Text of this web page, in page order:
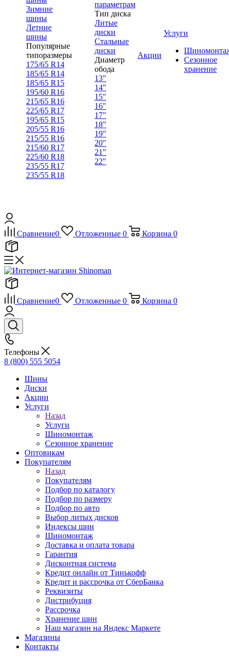
Зимние
шины
Летние
шины
Популярные
типоразмеры
175/65 R14
185/65 R14
185/65 R15
195/60 R16
215/65 R16
225/65 R17
195/65 R15
205/55 R16
215/55 R16
215/60 R17
225/60 R18
235/55 R17
235/55 R18
параметрам
Тип диска
Литые
диски
Стальные
диски
Диаметр
обода
13"
14"
15"
16"
17"
18"
19"
20"
21"
22"
Акции
Услуги
Сезонное
хранение
Сравнение0 Отложенные 0 Корзина 0
Сравнение0 Отложенные 0 Корзина 0
Телефоны
8 (800) 555 5054
Шины
Диски
Акции
Услуги
Назад
Услуги
Шиномонтаж
Сезонное хранение
Оптовикам
Покупателям
Назад
Покупателям
Подбор по каталогу
Подбор по размеру
Подбор по авто
Выбор литых дисков
Индексы шин
Шиномонтаж
Доставка и оплата товара
Гарантия
Дисконтная система
Кредит онлайн от Тинькофф
Кредит и рассрочка от СберБанка
Реквизиты
Дистрибуция
Рассрочка
Хранение шин
Наш магазин на Яндекс Маркете
Магазины
Контакты